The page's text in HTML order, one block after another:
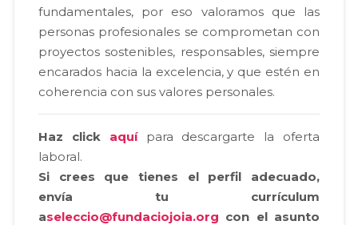
fundamentales, por eso valoramos que las
personas profesionales se comprometan con
proyectos sostenibles, responsables, siempre
encarados hacia la excelencia, y que estén en
coherencia con sus valores personales.
Haz click aquí
para descargarte la oferta
laboral.
Si crees que tienes el perfil adecuado,
envía tu currículum
aseleccio@fundaciojoia.org con el asunto